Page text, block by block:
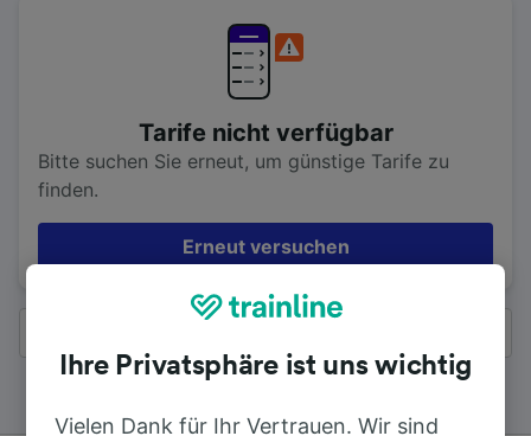
Tarife nicht verfügbar
Bitte suchen Sie erneut, um günstige Tarife zu
finden.
Erneut versuchen
Ihre Privatsphäre ist uns wichtig
Vielen Dank für Ihr Vertrauen. Wir sind